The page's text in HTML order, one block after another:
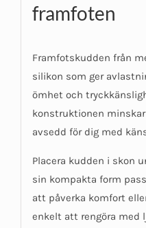
framfoten
Framfotskudden från
silikon som ger
ömhet och
konstruktionen
avsedd för dig med
Placera kudden i skon
sin kompakta form
att påverka komfort
enkelt att rengöra med